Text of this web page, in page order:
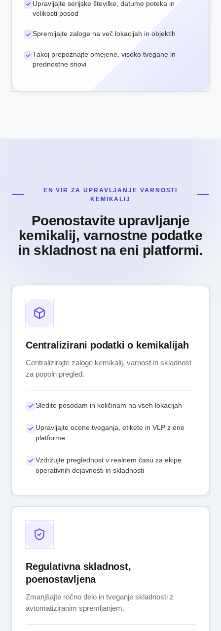
Upravljajte serijske številke, datume poteka in
velikosti posod
Spremljajte zaloge na več lokacijah in objektih
Takoj prepoznajte omejene, visoko tvegane in
prednostne snovi
EN VIR ZA UPRAVLJANJE VARNOSTI
KEMIKALIJ
Poenostavite upravljanje
kemikalij, varnostne podatke
in skladnost na eni platformi.
Centralizirani podatki o kemikalijah
Centralizirajte zaloge kemikalij, varnost in skladnost
za popoln pregled.
Sledite posodam in količinam na vseh lokacijah
Upravljajte ocene tveganja, etikete in VLP z ene
platforme
Vzdržujte preglednost v realnem času za ekipe
operativnih dejavnosti in skladnosti
Regulativna skladnost,
poenostavljena
Zmanjšajte ročno delo in tveganje skladnosti z
avtomatiziranim spremljanjem.